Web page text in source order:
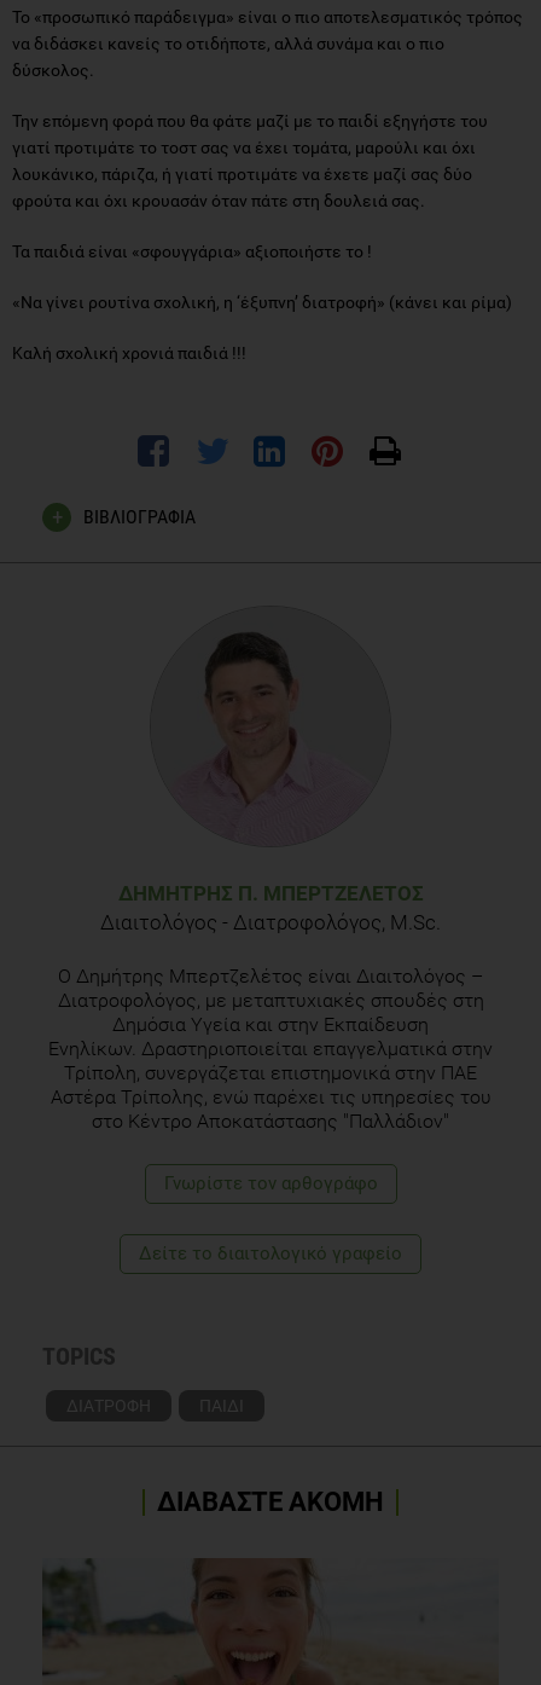
Το «προσωπικό παράδειγμα» είναι ο πιο αποτελεσματικός τρόπος
να διδάσκει κανείς το οτιδήποτε, αλλά συνάμα και ο πιο
δύσκολος.
Την επόμενη φορά που θα φάτε μαζί με το παιδί εξηγήστε του
γιατί προτιμάτε το τοστ σας να έχει τομάτα, μαρούλι και όχι
λουκάνικο, πάριζα, ή γιατί προτιμάτε να έχετε μαζί σας δύο
φρούτα και όχι κρουασάν όταν πάτε στη δουλειά σας.
Τα παιδιά είναι «σφουγγάρια» αξιοποιήστε το !
«Να γίνει ρουτίνα σχολική, η ‘έξυπνη’ διατροφή» (κάνει και ρίμα)
Καλή σχολική χρονιά παιδιά !!!
ΒΙΒΛΙΟΓΡΑΦΙΑ
Condon EM, Crepinsek MK, Fox MK.School meals: types of
foods offered to and consumed by children at lunch and
breakfast. J Am Diet Assoc. 2009 Feb;109(2 Suppl):S67-78.
ΔΗΜΉΤΡΗΣ Π. ΜΠΕΡΤΖΕΛΈΤΟΣ
Διαιτολόγος - Διατροφολόγος, M.Sc.
Ο Δημήτρης Μπερτζελέτος είναι Διαιτολόγος –
Διατροφολόγος, με μεταπτυχιακές σπουδές στη
Δημόσια Υγεία και στην Εκπαίδευση
Ενηλίκων. Δραστηριοποιείται επαγγελματικά στην
Τρίπολη, συνεργάζεται επιστημονικά στην ΠΑΕ
Αστέρα Τρίπολης, ενώ παρέχει τις υπηρεσίες του
στο Κέντρο Αποκατάστασης "Παλλάδιον"
Γνωρίστε τoν αρθογράφο
Δείτε το διαιτολογικό γραφείο
TOPICS
ΔΙΑΤΡΟΦΗ ΠΑΙΔΙ
ΔΙΑΒΑΣΤΕ ΑΚΟΜΗ